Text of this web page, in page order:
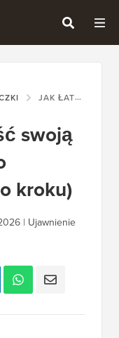
JAK ŁATWO PRZENIEŚĆ SWOJĄ STRONĘ Z JOOMLA DO WORDPRESS (KROK PO KROKU)
swoją
kroku)
| Ujawnienie